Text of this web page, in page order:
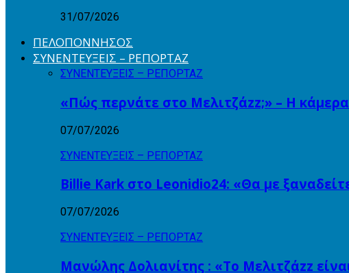
31/07/2026
ΠΕΛΟΠΟΝΝΗΣΟΣ
ΣΥΝΕΝΤΕΥΞΕΙΣ – ΡΕΠΟΡΤΑΖ
ΣΥΝΕΝΤΕΥΞΕΙΣ – ΡΕΠΟΡΤΑΖ
«Πώς περνάτε στο Μελιτζάzz;» – Η
07/07/2026
ΣΥΝΕΝΤΕΥΞΕΙΣ – ΡΕΠΟΡΤΑΖ
Billie Kark στο Leonidio24: «Θα με
07/07/2026
ΣΥΝΕΝΤΕΥΞΕΙΣ – ΡΕΠΟΡΤΑΖ
Μανώλης Δολιανίτης : «Το Μελιτζάzz